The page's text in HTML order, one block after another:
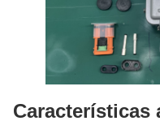
Características